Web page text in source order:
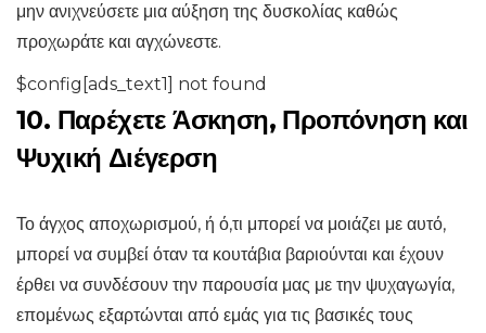
μην ανιχνεύσετε μια αύξηση της δυσκολίας καθώς
προχωράτε και αγχώνεστε.
$config[ads_text1] not found
10. Παρέχετε Άσκηση, Προπόνηση και
Ψυχική Διέγερση
Το άγχος αποχωρισμού, ή ό,τι μπορεί να μοιάζει με αυτό,
μπορεί να συμβεί όταν τα κουτάβια βαριούνται και έχουν
έρθει να συνδέσουν την παρουσία μας με την ψυχαγωγία,
επομένως εξαρτώνται από εμάς για τις βασικές τους